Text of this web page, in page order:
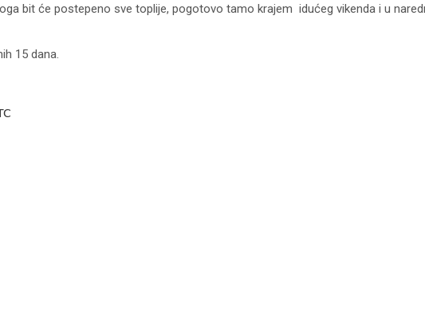
bit će postepeno sve toplije, pogotovo tamo krajem idućeg vikenda i u
15 dana.